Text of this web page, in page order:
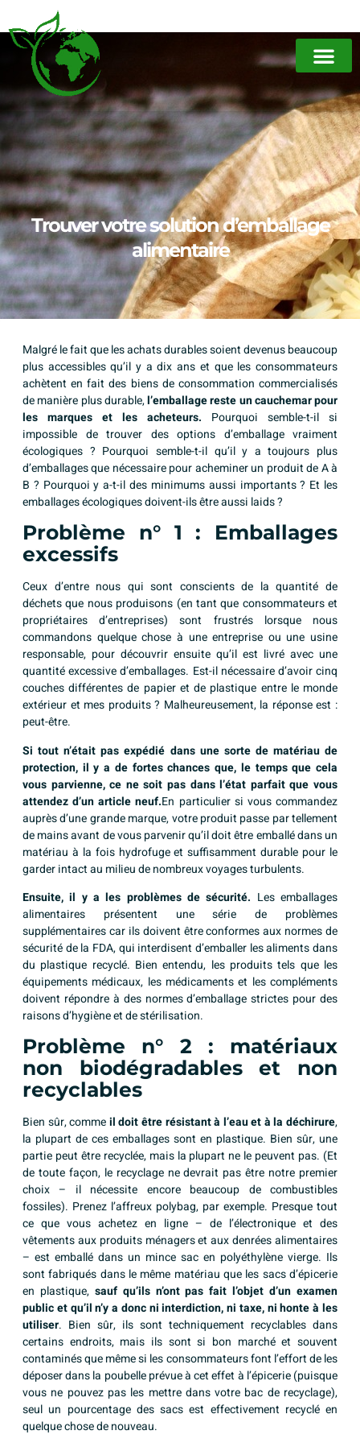
Trouver votre solution d’emballage
alimentaire
Malgré le fait que les achats durables soient devenus beaucoup
plus accessibles qu’il y a dix ans et que les consommateurs
achètent en fait des biens de consommation commercialisés
de manière plus durable,l’emballage reste un cauchemar pour
les marques et les acheteurs. Pourquoi semble-t-il si
impossible de trouver des options d’emballage vraiment
écologiques ? Pourquoi semble-t-il qu’il y a toujours plus
d’emballages que nécessaire pour acheminer un produit de A à
B ? Pourquoi y a-t-il des minimums aussi importants ? Et les
emballages écologiques doivent-ils être aussi laids ?
Problème n° 1 : Emballages
excessifs
Ceux d’entre nous qui sont conscients de la quantité de
déchets que nous produisons (en tant que consommateurs et
propriétaires d’entreprises) sont frustrés lorsque nous
commandons quelque chose à une entreprise ou une usine
responsable, pour découvrir ensuite qu’il est livré avec une
quantité excessive d’emballages. Est-il nécessaire d’avoir cinq
couches différentes de papier et de plastique entre le monde
extérieur et mes produits ? Malheureusement, la réponse est :
peut-être.
Si tout n’était pas expédié dans une sorte de matériau de
protection, il y a de fortes chances que, le temps que cela
vous parvienne, ce ne soit pas dans l’état parfait que vous
attendez d’un article neuf.En particulier si vous commandez
auprès d’une grande marque, votre produit passe par tellement
de mains avant de vous parvenir qu’il doit être emballé dans un
matériau à la fois hydrofuge et suffisamment durable pour le
garder intact au milieu de nombreux voyages turbulents.
Ensuite, il y a les problèmes de sécurité. Les emballages
alimentaires présentent une série de problèmes
supplémentaires car ils doivent être conformes aux normes de
sécurité de la FDA, qui interdisent d’emballer les aliments dans
du plastique recyclé. Bien entendu, les produits tels que les
équipements médicaux, les médicaments et les compléments
doivent répondre à des normes d’emballage strictes pour des
raisons d’hygiène et de stérilisation.
Problème n° 2 : matériaux
non biodégradables et non
recyclables
Bien sûr, commeil doit être résistant à l’eau et à la déchirure,
la plupart de ces emballages sont en plastique. Bien sûr, une
partie peut être recyclée, mais la plupart ne le peuvent pas. (Et
de toute façon, le recyclage ne devrait pas être notre premier
choix – il nécessite encore beaucoup de combustibles
fossiles). Prenez l’affreux polybag, par exemple. Presque tout
ce que vous achetez en ligne – de l’électronique et des
vêtements aux produits ménagers et aux denrées alimentaires
– est emballé dans un mince sac en polyéthylène vierge. Ils
sont fabriqués dans le même matériau que les sacs d’épicerie
en plastique, sauf qu’ils n’ont pas fait l’objet d’un examen
public et qu’il n’y a donc ni interdiction, ni taxe, ni honte à les
utiliser. Bien sûr, ils sont techniquement recyclables dans
certains endroits, mais ils sont si bon marché et souvent
contaminés que même si les consommateurs font l’effort de les
déposer dans la poubelle prévue à cet effet à l’épicerie (puisque
vous ne pouvez pas les mettre dans votre bac de recyclage),
seul un pourcentage des sacs est effectivement recyclé en
quelque chose de nouveau.